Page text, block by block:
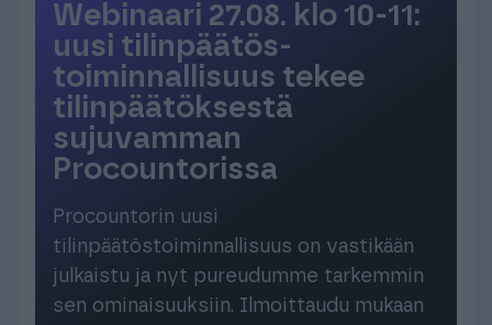
Webinaari 27.08. klo 10-11:
uusi tilinpäätös­
toiminnallisuus tekee
tilinpäätöksestä
sujuvamman
Procountorissa
Procountorin uusi
tilinpäätöstoiminnallisuus on vastikään
julkaistu ja nyt pureudumme tarkemmin
sen ominaisuuksiin. Ilmoittaudu mukaan